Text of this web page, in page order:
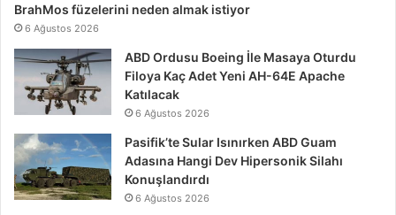
BrahMos füzelerini neden almak istiyor
6 Ağustos 2026
ABD Ordusu Boeing İle Masaya Oturdu
Filoya Kaç Adet Yeni AH-64E Apache
Katılacak
6 Ağustos 2026
Pasifik’te Sular Isınırken ABD Guam
Adasına Hangi Dev Hipersonik Silahı
Konuşlandırdı
6 Ağustos 2026